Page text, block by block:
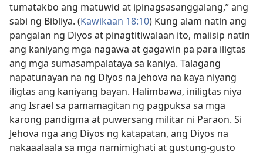
tumatakbo ang matuwid at ipinagsasanggalang,” ang
sabi ng Bibliya. (Kawikaan 18:10) Kung alam natin ang
pangalan ng Diyos at pinagtitiwalaan ito, maiisip natin
ang kaniyang mga nagawa at gagawin pa para iligtas
ang mga sumasampalataya sa kaniya. Talagang
napatunayan na ng Diyos na Jehova na kaya niyang
iligtas ang kaniyang bayan. Halimbawa, iniligtas niya
ang Israel sa pamamagitan ng pagpuksa sa mga
karong pandigma at puwersang militar ni Paraon. Si
Jehova nga ang Diyos ng katapatan, ang Diyos na
nakaaalaala sa mga namimighati at gustung-gusto